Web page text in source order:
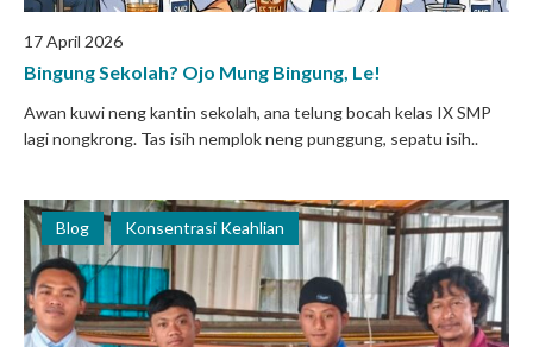
17 April 2026
Bingung Sekolah? Ojo Mung Bingung, Le!
Awan kuwi neng kantin sekolah, ana telung bocah kelas IX SMP
lagi nongkrong. Tas isih nemplok neng punggung, sepatu isih..
Blog Konsentrasi Keahlian